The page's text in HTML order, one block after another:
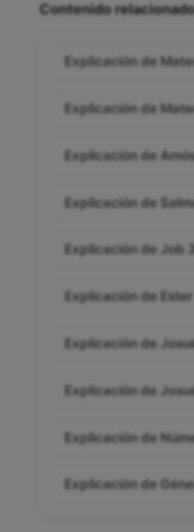
Contenido
Explicación de
Explicación de
Explicación de
Explicación de
Explicación de Job
Explicación de Ester
Explicación de
Explicación de
Explicación de
Explicación de